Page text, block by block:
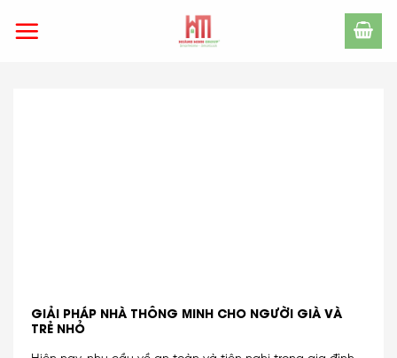
GIẢI PHÁP NHÀ THÔNG MINH CHO NGƯỜI GIÀ VÀ
TRẺ NHỎ